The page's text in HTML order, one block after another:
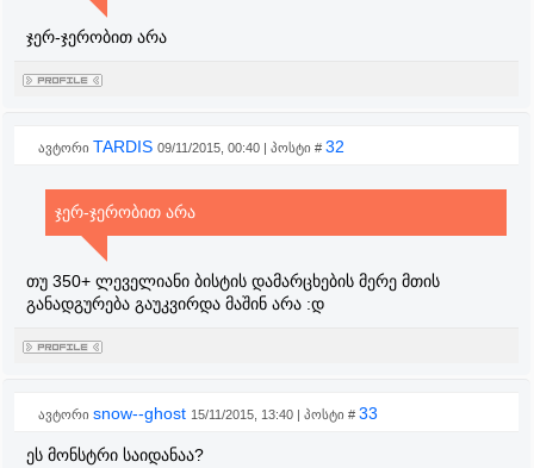
ჯერ-ჯერობით არა
ავტორი TARDIS 09/11/2015, 00:40 | პოსტი # 32
ჯერ-ჯერობით არა
თუ 350+ ლეველიანი ბისტის დამარცხების მერე მთის
განადგურება გაუკვირდა მაშინ არა :დ
ავტორი snow--ghost 15/11/2015, 13:40 | პოსტი # 33
ეს მონსტრი საიდანაა?